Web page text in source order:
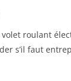
volet roulant
s’il faut